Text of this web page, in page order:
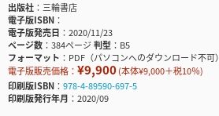
出版社
三輪書店
電子版ISBN
電子版発売日
2020/11/23
ページ数
384ページ判型
B5
フォーマット
PDF（パソコンへのダウンロード不可）
電子版販売価格： ¥9,900(本体¥9,000＋税10％)
印刷版ISBN
978-4-89590-697-5
印刷版発行年月
2020/09